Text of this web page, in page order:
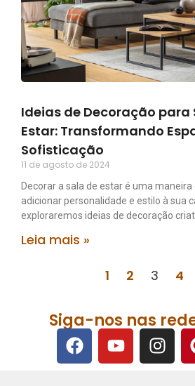
Ideias de Decoração para
Estar: Transformando
Sofisticação
11 de agosto de 2024
Decorar a sala de estar é uma
adicionar personalidade e estilo à sua
exploraremos ideias de decoração
Leia mais »
1 2 3 4
Siga-nos nas